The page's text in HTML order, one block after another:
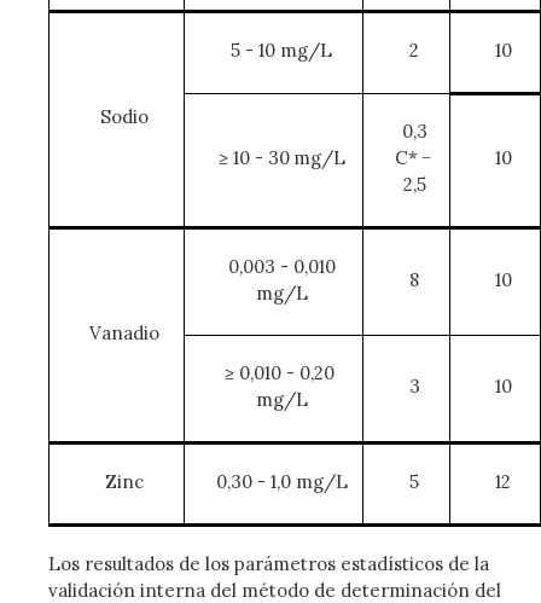
Sodio
5 - 10 mg/L 2 10
≥ 10 - 30 mg/L
0,3
C* −
2,5
10
Vanadio
0,003 - 0,010
mg/L
8 10
≥ 0,010 - 0,20
mg/L
3 10
Zinc 0,30 - 1,0 mg/L 5 12
Los resultados de los parámetros estadísticos de la
validación interna del método de determinación del